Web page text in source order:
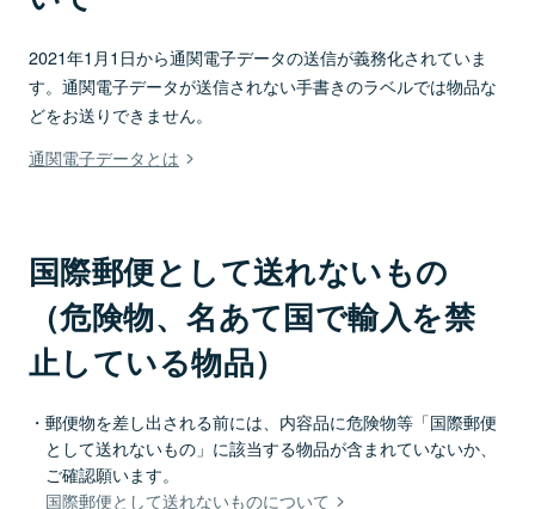
2021年1月1日から通関電子データの送信が義務化されていま
す。通関電子データが送信されない手書きのラベルでは物品な
どをお送りできません。
通関電子データとは
国際郵便として送れないもの
（危険物、名あて国で輸入を禁
止している物品）
郵便物を差し出される前には、内容品に危険物等「国際郵便
として送れないもの」に該当する物品が含まれていないか、
ご確認願います。
国際郵便として送れないものについて